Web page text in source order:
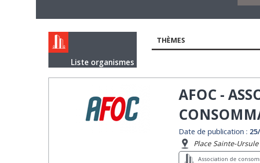
Liste organismes
THÈMES
AFOC -
Date de publication :
Place Sainte-
Association de